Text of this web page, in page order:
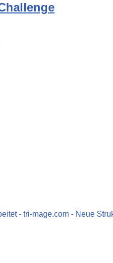
- tri-mage.com - Neue